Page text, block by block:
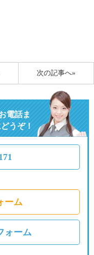
次の記事へ»
電話ま
うぞ！
ーム
ォーム